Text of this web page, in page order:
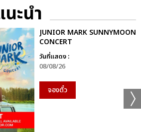
นะนำ
JUNIOR MARK SUNNYMOON
CONCERT
วันที่แสดง :
08/08/26
จองตั๋ว